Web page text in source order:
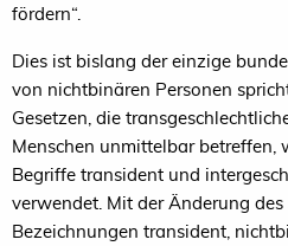
fördern“.
Dies ist bislang der einzige
von nichtbinären Personen
Gesetzen, die
Menschen unmittelbar betreffen,
Begriffe transident und
verwendet. Mit der Änderung des
Bezeichnungen transident,